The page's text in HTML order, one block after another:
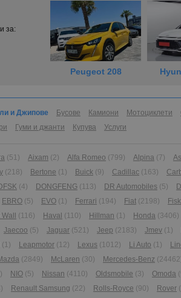
за:
Peugeot 208
и Джипове Бусове Камиони Мотоциклети
Гуми и джанти Купува Услуги
(51) Aixam (2) Alfa Romeo (799) Alpina (7)
(218) Bertone (1) Buick (9) Cadillac (163)
(4) DONGFENG (113) DR Automobiles (5)
EBRO (5) EVO (1) Ferrari (194) Fiat (2198)
(116) Haval (110) Hillman (1) Honda (3406)
Jaecoo (5) Jaguar (521) Jeep (2183) Jmev (1)
(1) Leapmotor (12) Lexus (1012) Li Auto (1)
(2849) McLaren (30) Mercedes-Benz
NIO (5) Nissan (4110) Oldsmobile (3) Omoda
Renault Samsung (22) Rolls-Royce (90) Rover